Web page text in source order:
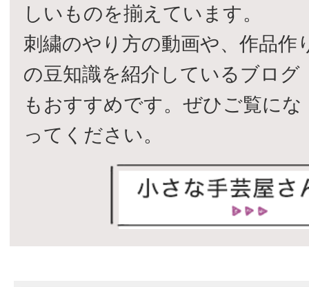
しいものを揃えています。
刺繍のやり方の動画や、作品作
の豆知識を紹介しているブログ
もおすすめです。ぜひご覧にな
ってください。